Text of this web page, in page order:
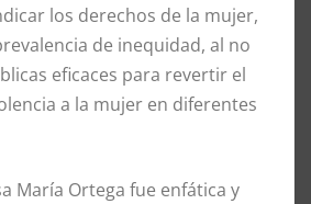
los derechos de la mujer,
de inequidad, al no
eficaces para revertir el
a la mujer en diferentes
María Ortega fue enfática y